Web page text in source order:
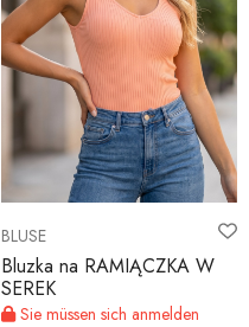
BLUSE
Bluzka na RAMIĄCZKA W
SEREK
Sie müssen sich anmelden